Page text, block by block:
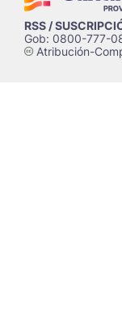
RSS /
Gob: 0800-777-
cAtribución-